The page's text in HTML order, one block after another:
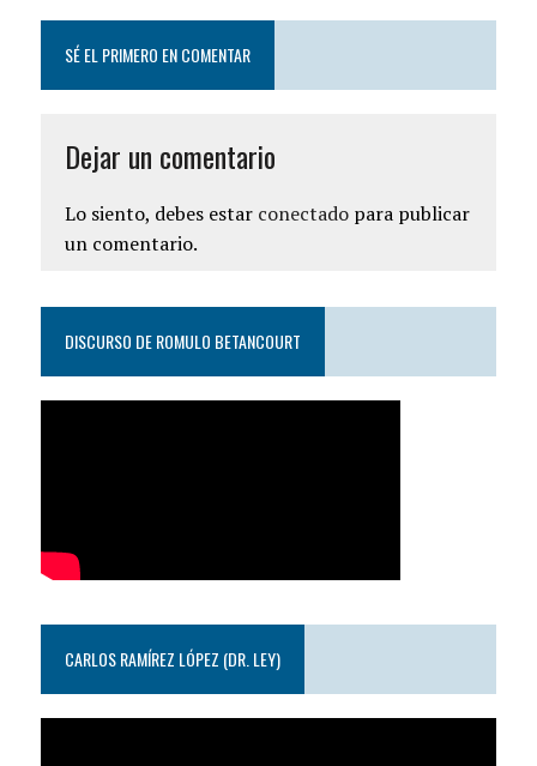
SÉ EL PRIMERO EN COMENTAR
Dejar un comentario
Lo siento, debes estar conectadopara publicar
un comentario.
DISCURSO DE ROMULO BETANCOURT
CARLOS RAMÍREZ LÓPEZ (DR. LEY)